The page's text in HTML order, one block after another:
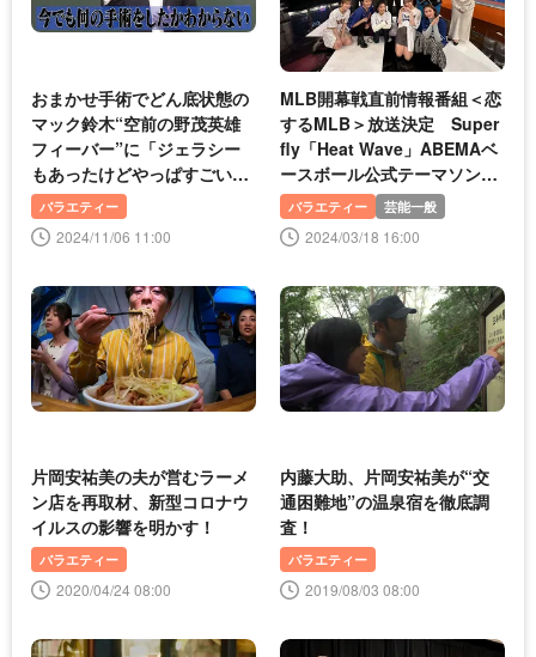
おまかせ手術でどん底状態の
マック鈴木“空前の野茂英雄
フィーバー”に「ジェラシー
もあったけどやっぱすごい」
＜しくじり先生＞
バラエティー
2024/11/06 11:00
MLB開幕戦直前情報番組＜恋
するMLB＞放送決定 Super
fly「Heat Wave」ABEMAベ
ースボール公式テーマソング
に“背中を押せる曲に”
バラエティー 芸能一般
2024/03/18 16:00
片岡安祐美の夫が営むラーメ
ン店を再取材、新型コロナウ
イルスの影響を明かす！
バラエティー
2020/04/24 08:00
内藤大助、片岡安祐美が“交
通困難地”の温泉宿を徹底調
査！
バラエティー
2019/08/03 08:00